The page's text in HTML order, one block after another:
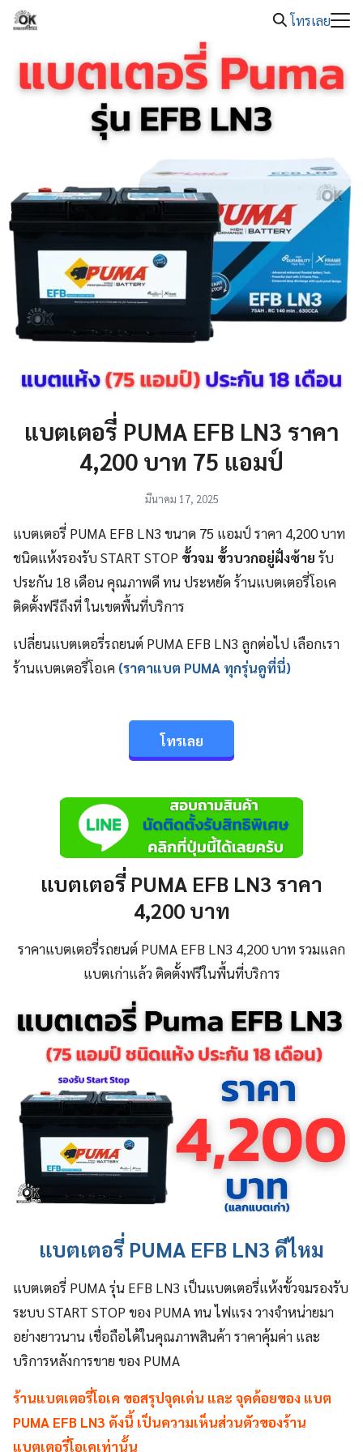
Skipแบตเตอรี่รถยนต์หมด โทร. 089-326-2221
20.00
โทรเลย
for:
แบตเตอรี่ PUMA EFB LN3 ราคา
4,200 บาท 75 แอมป์
มีนาคม 17, 2025
แบตเตอรี่ PUMA EFB LN3 ขนาด 75 แอมป์ ราคา 4,200 บาท
ชนิดแห้งรองรับ START STOP ขั้วจม ขั้วบวกอยู่ฝั่งซ้าย รับ
ประกัน 18 เดือน คุณภาพดี ทน ประหยัด ร้านแบตเตอรี่โอเค
ติดตั้งฟรีถึงที่ ในเขตพื้นที่บริการ
เปลี่ยนแบตเตอรี่รถยนต์ PUMA EFB LN3 ลูกต่อไป เลือกเรา
ร้านแบตเตอรี่โอเค (ราคาแบต PUMA ทุกรุ่นดูที่นี่)
โทรเลย
แบตเตอรี่ PUMA EFB LN3 ราคา
4,200 บาท
ราคาแบตเตอรี่รถยนต์ PUMA EFB LN3 4,200 บาท รวมแลก
แบตเก่าแล้ว ติดตั้งฟรีในพื้นที่บริการ
แบตเตอรี่ PUMA EFB LN3 ดีไหม
แบตเตอรี่ PUMA รุ่น EFB LN3 เป็นแบตเตอรี่แห้งขั้วจมรองรับ
ระบบ START STOP ของ PUMA ทน ไฟแรง วางจำหน่ายมา
อย่างยาวนาน เชื่อถือได้ในคุณภาพสินค้า ราคาคุ้มค่า และ
บริการหลังการขาย ของ PUMA
ร้านแบตเตอรี่โอเค ขอสรุปจุดเด่น และ จุดด้อยของ แบต
PUMA EFB LN3 ดังนี้ เป็นความเห็นส่วนตัวของร้าน
แบตเตอรี่โอเคเท่านั้น